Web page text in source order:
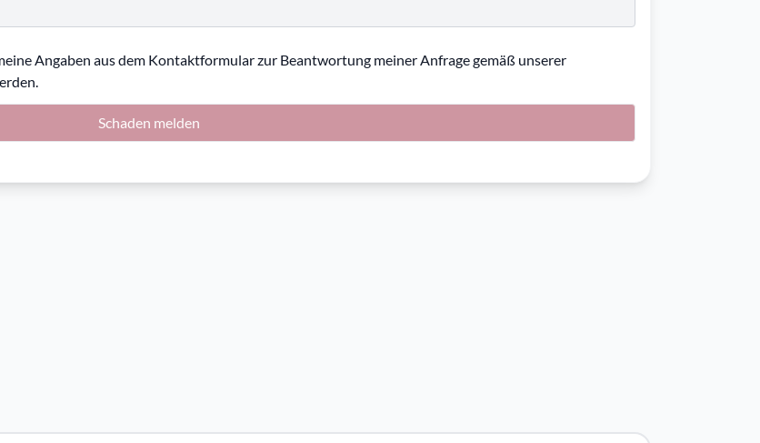
Angaben aus dem Kontaktformular zur Beantwortung meiner Anfrage gemäß unserer
Schaden melden